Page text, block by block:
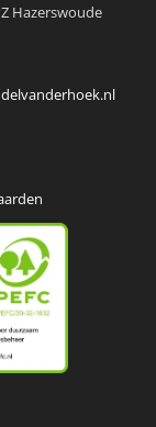
Hazerswoude